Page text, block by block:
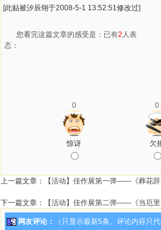
[此贴被汐辰翎于2008-5-1 13:52:51修改过]
您看完这篇文章的感受是：已有2 人表
态：
0 0
惊讶 欠
上一篇文章： 【活动】佳作展第一弹——《葬花辞
下一篇文章： 【活动】佳作展第二弹——《当厄里
网友评论： （只显示最新5条。评论内容只